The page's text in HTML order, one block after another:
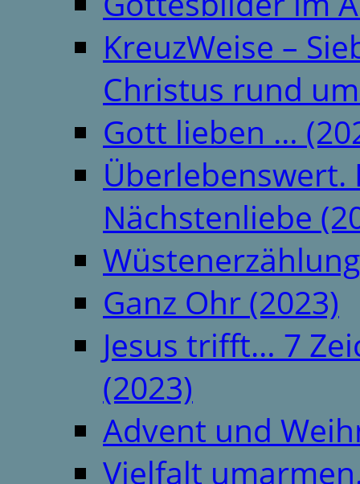
KreuzWeise –
Christus rund
Gott lieben …
Überlebenswert.
Nächstenliebe
Ganz Ohr (2023)
Jesus trifft… 7
(2023)
Advent und
Vielfalt